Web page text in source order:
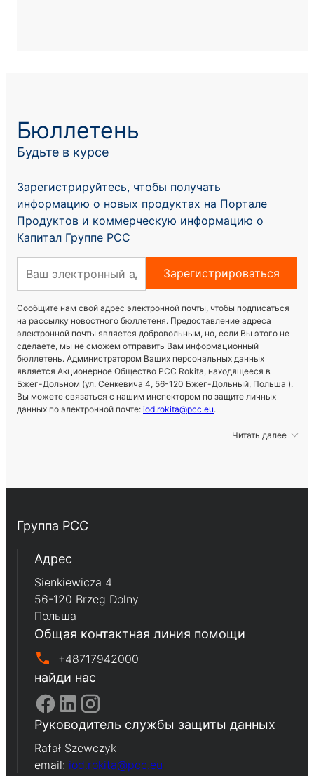
Бюллетень
Будьте в курсе
Зарегистрируйтесь, чтобы получать
информацию о новых продуктах на Портале
Продуктoв и коммерческую информацию о
Капитал Группе PCC
Зарегистрироваться
Сообщите нам свой адрес электронной почты, чтобы подписаться
на рассылку новостного бюллетеня. Предоставление адреса
электронной почты является добровольным, но, если Вы этого не
сделаете, мы не сможем отправить Вам информационный
бюллетень. Администратором Ваших персональных данных
является Акционерное Общество PCC Rokita, находящееся в
Бжег-Дольном (ул. Сенкевича 4, 56-120 Бжег-Дольный, Польша ).
Вы можете связаться с нашим инспектором по защите личных
данных по электронной почте: iod.rokita@pcc.eu.
Читать далее
Группа PCC
Aдрес
Sienkiewicza 4
56-120 Brzeg Dolny
Польша
Общая контактная линия помощи
+48717942000
найди нас
Руководитель службы защиты данных
Rafał Szewczyk
email: iod.rokita@pcc.eu